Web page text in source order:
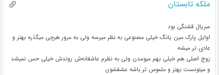
ملکه تابستان
سریال قشنگی بود
اوایل پارک مین یانگ خیلی مصنوعی به نظر میرسه ولی به مرور هرچی میگذره بهتر و
عادی تر میشه
زوج اصلی هم خیلی بهم میومدن ولی به نظرم عاشقانه‌ش روندش خیلی حس نمیشد
و میتونست بهتر و ملموس تر باشه عشقشون